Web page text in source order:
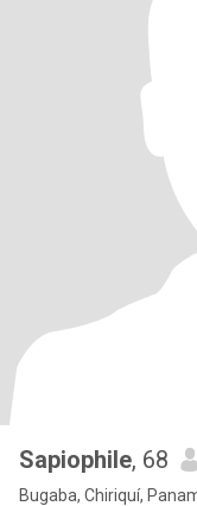
Sapiophile, 68
Bugaba, Chiriquí,